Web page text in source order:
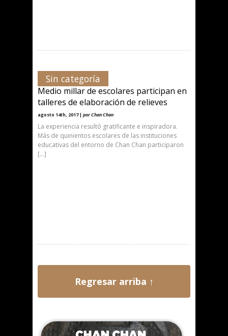
Sin categoría
Medio millar de escolares participan en
talleres de elaboración de relieves
agosto 14th, 2017 | por Chan Chan
La experiencia resultó gratificante e inspiradora.
Más de quinientos escolares de las instituciones
educativas del entorno de Chan Chan participaron
[…]
Regresar arriba ↑